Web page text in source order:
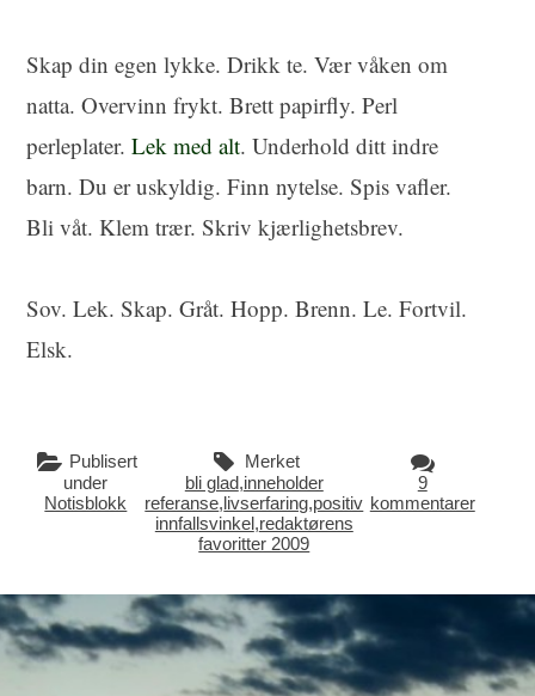
Skap din egen lykke. Drikk te. Vær våken om
natta. Overvinn frykt. Brett papirfly. Perl
perleplater.Lek med alt. Underhold ditt indre
barn. Du er uskyldig. Finn nytelse. Spis vafler.
Bli våt. Klem trær. Skriv kjærlighetsbrev.
Sov. Lek. Skap. Gråt. Hopp. Brenn. Le. Fortvil.
Elsk.
Publisert
under
Notisblokk
Merket
bli glad,inneholder
referanse,livserfaring,positiv
innfallsvinkel,redaktørens
favoritter 2009
9
kommentarer